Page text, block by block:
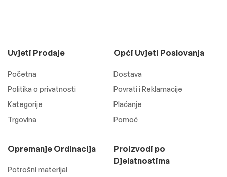
Uvjeti Prodaje
Početna
Politika o privatnosti
Kategorije
Trgovina
Opći Uvjeti Poslovanja
Dostava
Povrati i Reklamacije
Plaćanje
Pomoć
Opremanje Ordinacija
Potrošni materijal
Proizvodi po
Djelatnostima